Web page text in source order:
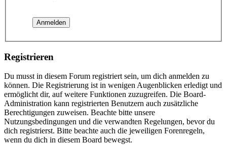
Registrieren
Du musst in diesem Forum registriert sein, um dich anmelden zu
können. Die Registrierung ist in wenigen Augenblicken erledigt und
ermöglicht dir, auf weitere Funktionen zuzugreifen. Die Board-
Administration kann registrierten Benutzern auch zusätzliche
Berechtigungen zuweisen. Beachte bitte unsere
Nutzungsbedingungen und die verwandten Regelungen, bevor du
dich registrierst. Bitte beachte auch die jeweiligen Forenregeln,
wenn du dich in diesem Board bewegst.